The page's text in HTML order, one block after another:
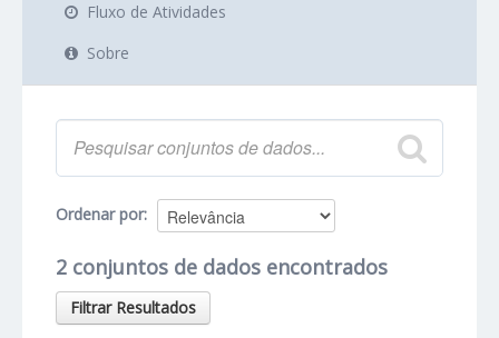
Fluxo de Atividades
Sobre
Ordenar por
2 conjuntos de dados encontrados
Filtrar Resultados